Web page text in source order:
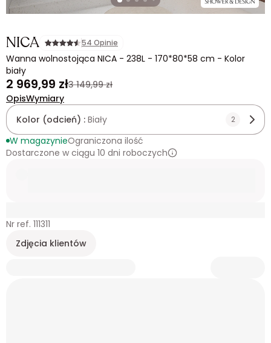
NICA 54 Opinie
Wanna wolnostojąca NICA - 238L - 170*80*58 cm - Kolor
biały
2 969,99 zł3 149,99 zł
OpisWymiary
Kolor (odcień) : Biały 2
W magazynieOgraniczona ilość
Dostarczone w ciągu 10 dni roboczych
Nr ref. 111311
Zdjęcia klientów